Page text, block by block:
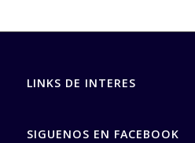
LINKS DE INTERES
SIGUENOS EN FACEBOOK